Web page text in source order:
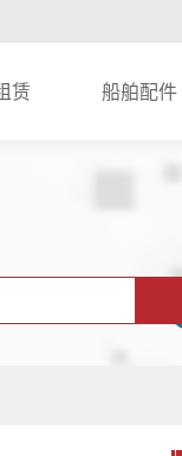
赁 船舶配件